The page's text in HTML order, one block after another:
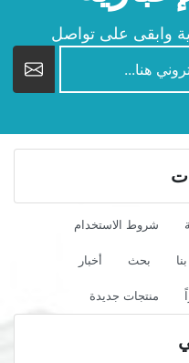
وابقى على تواصل
شروط الاستخدام
بحث أخبار
منتجات جديدة